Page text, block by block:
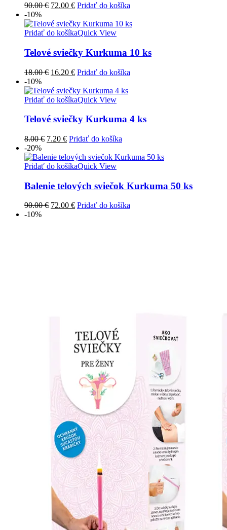
90.00€ Pôvodná
bola:
90.00 €.
72.00 €Aktuálna
je:
72.00 €.
Pridať do košíka
-10%
Pridať do košíkaQuick View
Telové sviečky Kurkuma 10 ks
18.00€ Pôvodná
bola:
18.00 €.
16.20 €Aktuálna
je:
16.20 €.
Pridať do košíka
-10%
Pridať do košíkaQuick View
Telové sviečky Kurkuma 4 ks
8.00€ Pôvodná
bola:
8.00 €.
7.20 €Aktuálna
je:
7.20 €.
Pridať do košíka
-20%
Pridať do košíkaQuick View
Balenie telových sviečok Kurkuma 50 ks
90.00€ Pôvodná
72.00 €Aktuálna
Pridať do košíka
-10%